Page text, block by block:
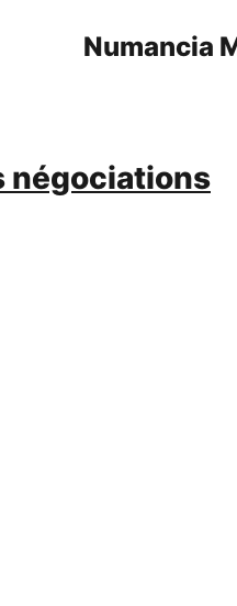
Numancia
négociations